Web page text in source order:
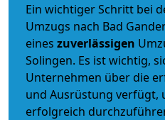
Ein wichtiger Schritt bei
Umzugs nach Bad
eines zuverlässigen
Solingen. Es ist wichtig,
Unternehmen über die
und Ausrüstung verfügt,
erfolgreich